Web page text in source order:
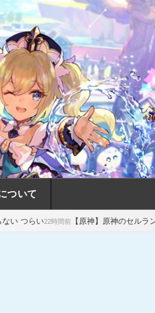
ついて
【原神】原神のセルランが強すぎる…スタ